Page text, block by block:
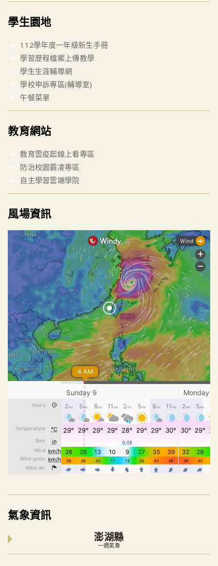
學生園地
112學年度一年級新生手冊
學習歷程檔案上傳教學
學生生涯輔導網
學校申訴專區(輔導室)
午餐菜單
教育網站
教育雲疫起線上看專區
防治校園霸凌專區
自主學習雲端學院
風場資訊
氣象資訊
澎湖縣
一週氣象